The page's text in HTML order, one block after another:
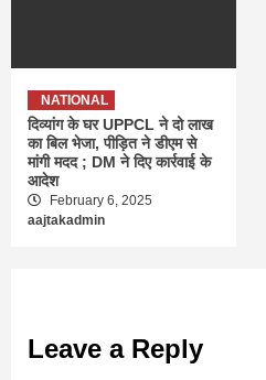
NATIONAL
दिव्यांग के घर UPPCL ने दो लाख
का बिल भेजा, पीड़ित ने डीएम से
मांगी मदद ; DM ने दिए कार्रवाई के
आदेश
February 6, 2025
aajtakadmin
Leave a Reply